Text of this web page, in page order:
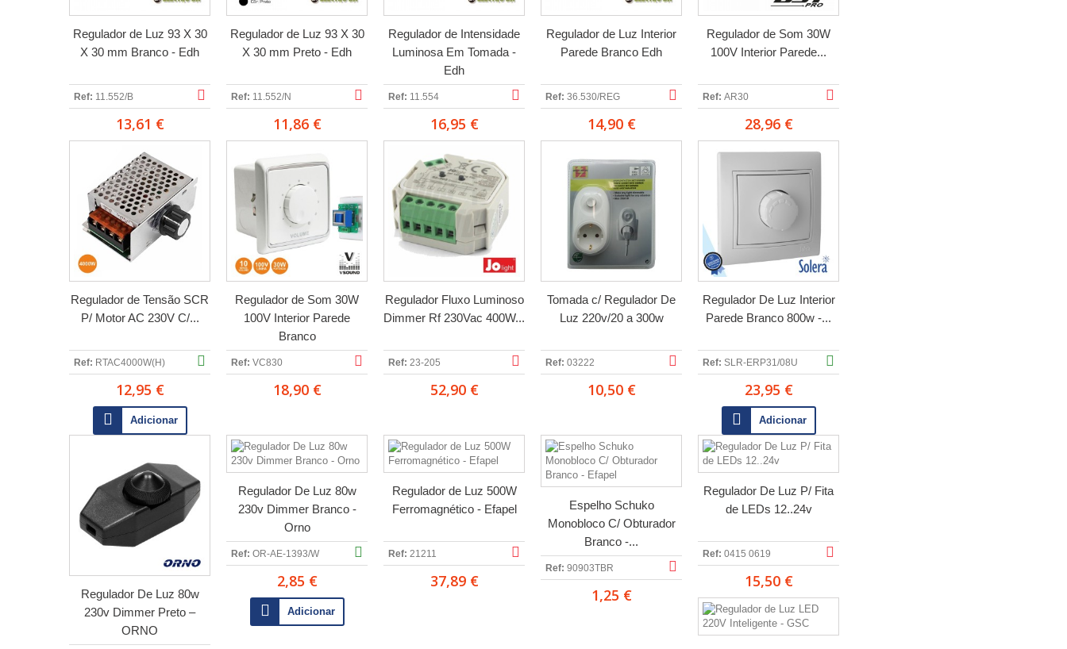
Regulador de Luz 93 X 30
X 30 mm Branco - Edh
Ref: 11.552/B
13,61 €
Regulador de Luz 93 X 30
X 30 mm Preto - Edh
Ref: 11.552/N
11,86 €
Regulador de Intensidade
Luminosa Em Tomada -
Edh
Ref: 11.554
16,95 €
Regulador de Luz Interior
Parede Branco Edh
Ref: 36.530/REG
14,90 €
Regulador de Som 30W
100V Interior Parede...
Ref: AR30
28,96 €
Regulador de Tensão SCR
P/ Motor AC 230V C/...
Ref: RTAC4000W(H)
12,95 €
Adicionar
Regulador de Som 30W
100V Interior Parede
Branco
Ref: VC830
18,90 €
Regulador Fluxo Luminoso
Dimmer Rf 230Vac 400W...
Ref: 23-205
52,90 €
Tomada c/ Regulador De
Luz 220v/20 a 300w
Ref: 03222
10,50 €
Regulador De Luz Interior
Parede Branco 800w -...
Ref: SLR-ERP31/08U
23,95 €
Adicionar
Regulador De Luz 80w
230v Dimmer Preto –
ORNO
Regulador De Luz 80w
230v Dimmer Branco -
Orno
Ref: OR-AE-1393/W
2,85 €
Adicionar
Regulador de Luz 500W
Ferromagnético - Efapel
Ref: 21211
37,89 €
Espelho Schuko
Monobloco C/ Obturador
Branco -...
Ref: 90903TBR
1,25 €
Regulador De Luz P/ Fita
de LEDs 12..24v
Ref: 0415 0619
15,50 €